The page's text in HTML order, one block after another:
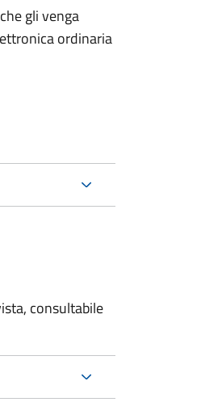
gli venga
ordinaria
consultabile